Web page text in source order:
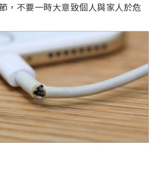
，不要一時大意致個人與家人於危